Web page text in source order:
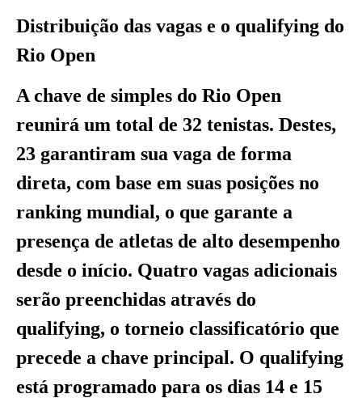
Distribuição das vagas e o qualifying do
Rio Open
A chave de simples do Rio Open
reunirá um total de 32 tenistas. Destes,
23 garantiram sua vaga de forma
direta, com base em suas posições no
ranking mundial, o que garante a
presença de atletas de alto desempenho
desde o início. Quatro vagas adicionais
serão preenchidas através do
qualifying, o torneio classificatório que
precede a chave principal. O qualifying
está programado para os dias 14 e 15